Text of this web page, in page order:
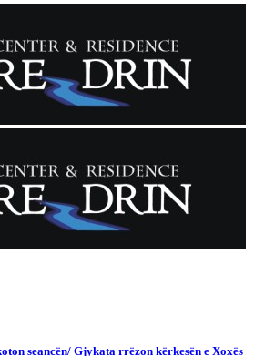
seancën/ Gjykata rrëzon kërkesën e Xoxës